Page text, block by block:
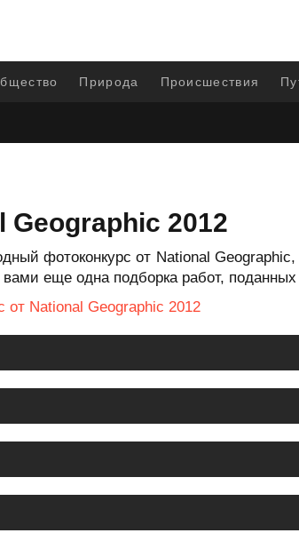
Природа Происшествия
Geographic 2012
фотоконкурс от National
еще одна подборка работ,
от National Geographic 2012